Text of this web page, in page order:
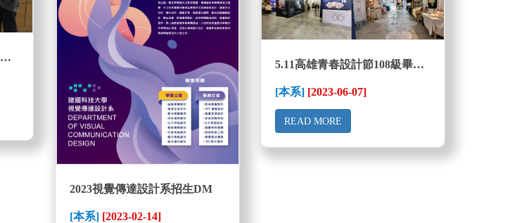
5.11高雄青春設計節108級畢業設計展
[本系] [2023-06-07]
READ MORE
狂賀!!2023第 15 屆歐洲盃國際創新發明展榮獲得金牌獎
2023視覺傳達設計系招生DM
[本系] [2023-02-14]